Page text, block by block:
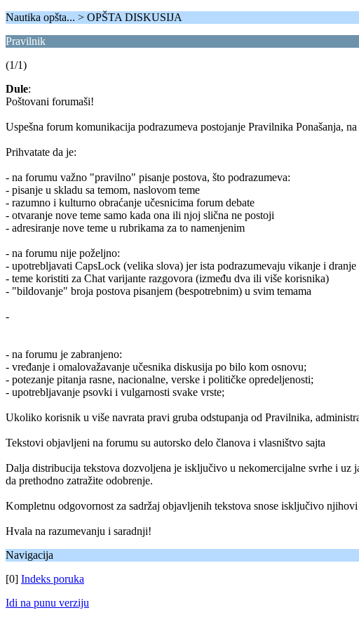
Nautika opšta... > OPŠTA DISKUSIJA
Pravilnik
(1/1)
Dule:
Poštovani forumaši!
Uspešna forum komunikacija podrazumeva postojanje Pravilnika Ponašanja,
Prihvatate da je:
- na forumu važno "pravilno" pisanje postova, što podrazumeva:
- pisanje u skladu sa temom, naslovom teme
- razumno i kulturno obraćanje učesnicima forum debate
- otvaranje nove teme samo kada ona ili njoj slična ne postoji
- adresiranje nove teme u rubrikama za to namenjenim
- na forumu nije poželjno:
- upotrebljavati CapsLock (velika slova) jer ista podrazumevaju vikanje i dranje
- teme koristiti za Chat varijante razgovora (između dva ili više korisnika)
- "bildovanje" broja postova pisanjem (bespotrebnim) u svim temama
-
- na forumu je zabranjeno:
- vređanje i omalovažavanje učesnika diskusija po bilo kom osnovu;
- potezanje pitanja rasne, nacionalne, verske i političke opredeljenosti;
- upotrebljavanje psovki i vulgarnosti svake vrste;
Ukoliko korisnik u više navrata pravi gruba odstupanja od Pravilnika,
Tekstovi objavljeni na forumu su autorsko delo članova i vlasništvo sajta
Dalja distribucija tekstova dozvoljena je isključivo u nekomercijalne svrhe i uz
da prethodno zatražite odobrenje.
Kompletnu odgovornost za sadržaj objavljenih tekstova snose isključivo
Hvala na razumevanju i saradnji!
Navigacija
[0] Indeks poruka
Idi na punu verziju